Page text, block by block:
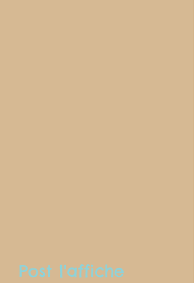
Post l'affiche